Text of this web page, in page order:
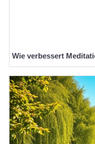
Wie verbessert